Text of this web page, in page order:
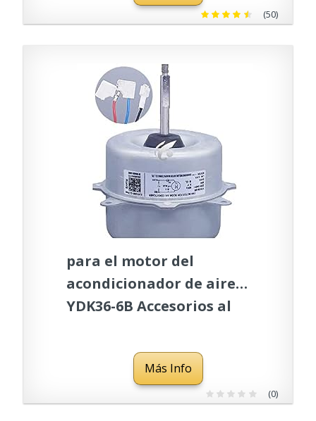
(50)
para el motor del
acondicionador de aire
YDK36-6B Accesorios al
del motor de la fan
Más Info
(0)